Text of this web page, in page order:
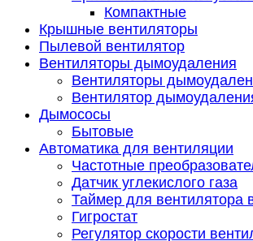
Компактные
Крышные вентиляторы
Пылевой вентилятор
Вентиляторы дымоудаления
Вентиляторы
Вентилятор
Дымососы
Бытовые
Автоматика для вентиляции
Частотные
Датчик углекислого газа
Таймер для вентилятора
Гигростат
Регулятор скорости